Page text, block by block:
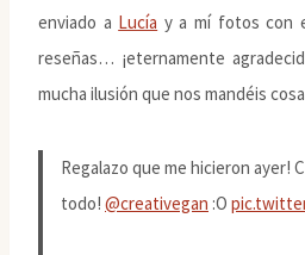
enviado a Lucía y a mí fotos con
reseñas… ¡eternamente
mucha ilusión que nos mandéis
Regalazo que me hicieron ayer!
todo! @creativegan :O